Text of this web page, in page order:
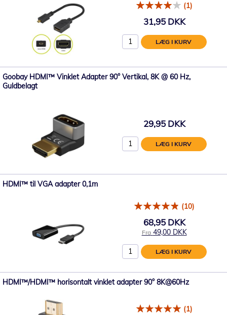
(1)
31,95 DKK
LÆG I KURV
Goobay HDMI™ Vinklet Adapter 90° Vertikal, 8K @ 60 Hz,
Guldbelagt
29,95 DKK
LÆG I KURV
HDMI™ til VGA adapter 0,1m
(10)
68,95 DKK
Fra 49,00 DKK
LÆG I KURV
HDMI™/HDMI™ horisontalt vinklet adapter 90° 8K@60Hz
(1)